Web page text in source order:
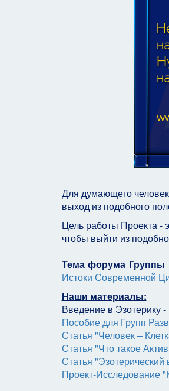
Для думающего
выход из подобного
Цель работы Проекта -
чтобы выйти из
Тема форума Группы
Истоки Современной
Наши материалы:
Введение в Эзотерику -
Пособие для Групп
Статья "Человек –
Статья "Что такое
Статья
Проект-Исследование